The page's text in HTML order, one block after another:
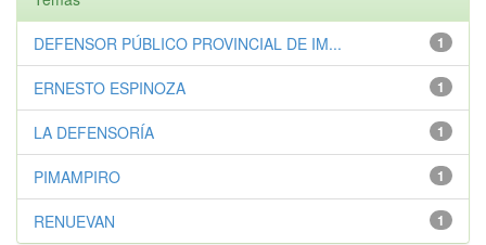
1
DEFENSOR PÚBLICO PROVINCIAL DE IM...
1
ERNESTO ESPINOZA
1
LA DEFENSORÍA
1
PIMAMPIRO
1
RENUEVAN